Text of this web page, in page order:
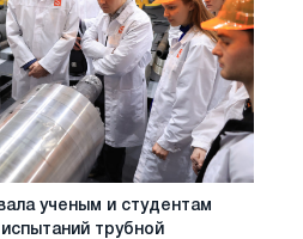
ученым и студентам
трубной